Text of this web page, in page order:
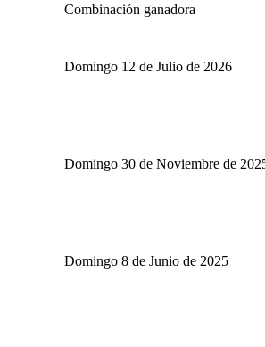
Combinación ganadora
Domingo 12 de Julio de 2026
Domingo 30 de Noviembre de
Domingo 8 de Junio de 2025